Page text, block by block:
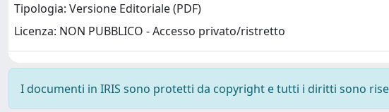
Tipologia: Versione Editoriale (PDF)
Licenza: NON PUBBLICO - Accesso privato/ristretto
I documenti in IRIS sono protetti da copyright e tutti i diritti sono